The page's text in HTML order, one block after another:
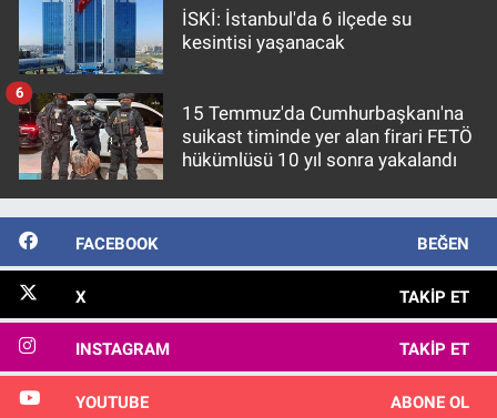
İSKİ: İstanbul'da 6 ilçede su
kesintisi yaşanacak
15 Temmuz'da Cumhurbaşkanı'na
suikast timinde yer alan firari FETÖ
hükümlüsü 10 yıl sonra yakalandı
6
FACEBOOK BEĞEN
X TAKIP ET
INSTAGRAM TAKIP ET
YOUTUBE ABONE OL